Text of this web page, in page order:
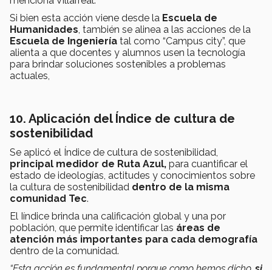
Si bien esta acción viene desde la Escuela de
Humanidades, también se alinea a las acciones de la
Escuela de Ingeniería tal como “Campus city”, que
alienta a que docentes y alumnos usen la tecnología
para brindar soluciones sostenibles a problemas
actuales,
10. Aplicación del Índice de cultura de
sostenibilidad
Se aplicó el Índice de cultura de sostenibilidad,
principal medidor de Ruta Azul, para cuantificar el
estado de ideologías, actitudes y conocimientos sobre
la cultura de sostenibilidad dentro de la misma
comunidad Tec.
El Iíndice brinda una calificación global y una por
población, que permite identificar las áreas de
atención más importantes para cada demografía
dentro de la comunidad.